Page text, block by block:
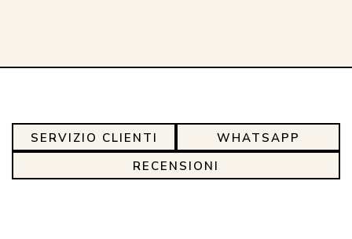
SERVIZIO CLIENTI
WHATSAPP
RECENSIONI